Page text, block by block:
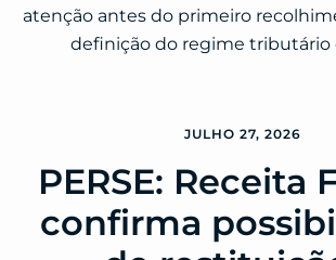
atenção antes do primeiro
definição do regime tributário
JULHO 27, 2026
PERSE: Receita
confirma